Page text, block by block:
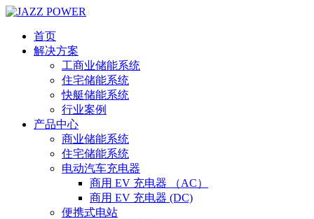
首页
解决方案
工商业储能系统
住宅储能系统
快艇储能系统
行业案例
产品中心
商业储能系统
住宅储能系统
电动汽车充电器
商用 EV 充电器 （AC）
商用 EV 充电器 (DC)
便携式电站